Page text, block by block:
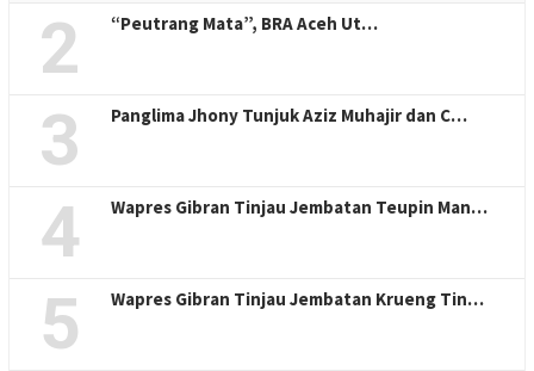
2 “Peutrang Mata”, BRA Aceh Ut…
3 Panglima Jhony Tunjuk Aziz Muhajir dan C…
4 Wapres Gibran Tinjau Jembatan Teupin Man…
5 Wapres Gibran Tinjau Jembatan Krueng Tin…